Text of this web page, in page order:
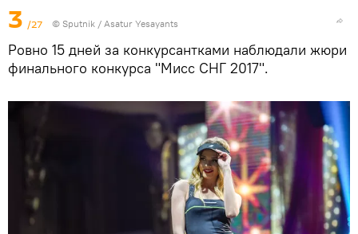
3 /27 © Sputnik / Asatur Yesayants
Ровно 15 дней за конкурсантками наблюдали жюри
финального конкурса "Мисс СНГ 2017".